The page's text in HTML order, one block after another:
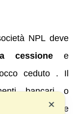
NPL deve
cessionee
ceduto . Il
bancari o
l’onere
✕